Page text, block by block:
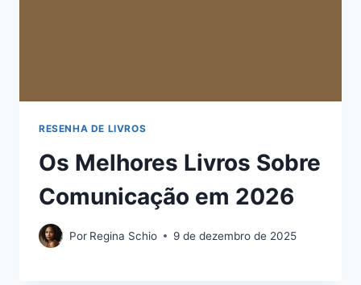
RESENHA DE LIVROS
Os Melhores Livros Sobre
Comunicação em 2026
Por Regina Schio 9 de dezembro de 2025